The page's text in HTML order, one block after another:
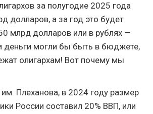
за полугодие 2025 года
долларов, а за год это будет
млрд долларов или в рублях —
деньги могли бы быть в бюджете,
олигархам! Вот почему мы
Плеханова, в 2024 году размер
России составил 20% ВВП, или